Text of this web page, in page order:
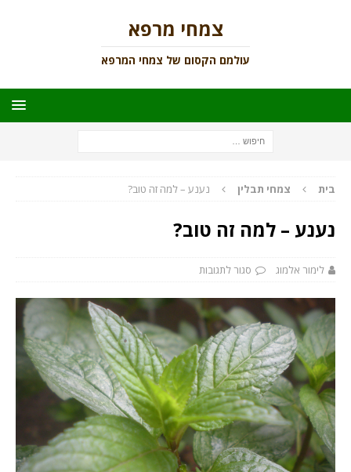
צמחי מרפא
עולמם הקסום של צמחי המרפא
בית צמחי תבלין נענע – למה זה טוב?
נענע – למה זה טוב?
לימור אלמוג סגור לתגובות